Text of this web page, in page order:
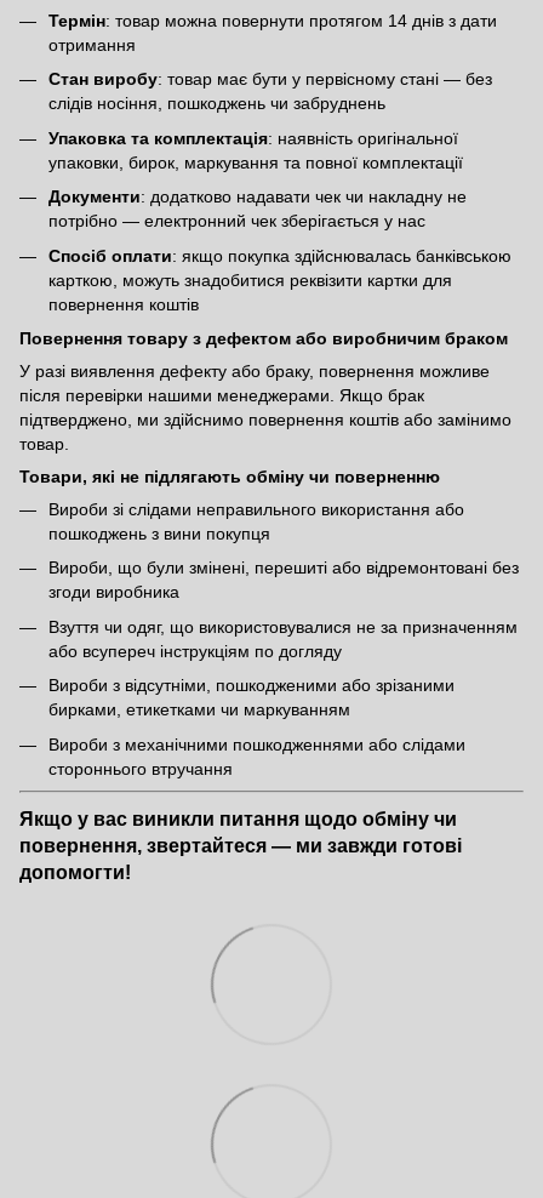
Термін: товар можна повернути протягом 14 днів з дати
отримання
Стан виробу: товар має бути у первісному стані — без
слідів носіння, пошкоджень чи забруднень
Упаковка та комплектація: наявність оригінальної
упаковки, бирок, маркування та повної комплектації
Документи: додатково надавати чек чи накладну не
потрібно — електронний чек зберігається у нас
Спосіб оплати: якщо покупка здійснювалась банківською
карткою, можуть знадобитися реквізити картки для
повернення коштів
Повернення товару з дефектом або виробничим браком
У разі виявлення дефекту або браку, повернення можливе
після перевірки нашими менеджерами. Якщо брак
підтверджено, ми здійснимо повернення коштів або замінимо
товар.
Товари, які не підлягають обміну чи поверненню
Вироби зі слідами неправильного використання або
пошкоджень з вини покупця
Вироби, що були змінені, перешиті або відремонтовані без
згоди виробника
Взуття чи одяг, що використовувалися не за призначенням
або всупереч інструкціям по догляду
Вироби з відсутніми, пошкодженими або зрізаними
бирками, етикетками чи маркуванням
Вироби з механічними пошкодженнями або слідами
стороннього втручання
Якщо у вас виникли питання щодо обміну чи
повернення, звертайтеся — ми завжди готові
допомогти!